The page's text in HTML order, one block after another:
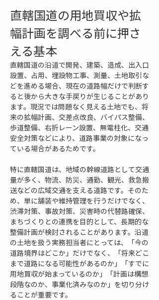
直轄国道の用地買収や拡
幅計画を調べる前に押さ
える基本
直轄国道の沿道で開発、建築、造成、出入口
設置、占用、埋設物工事、測量、土地取引な
どを進める場合、現在の道路幅だけで判断す
ると後から大きな手戻りが生じることがあり
ます。現況では問題なく見える土地でも、将
来の拡幅計画、交差点改良、バイパス整備、
歩道整備、右折レーン設置、無電柱化、交通
安全対策などにより、道路事業の対象になっ
ている場合があるためです。
特に直轄国道は、地域の幹線道路として交通
量が多く、物流、防災、通勤、観光、救急搬
送などの広域交通を支える道路です。そのた
め、単に舗装や維持管理を行うだけでなく、
渋滞対策、事故対策、災害時の代替路確保、
まちづくりとの連携を目的として、長期的な
整備計画が検討されることがあります。沿道
の土地を扱う実務担当者にとっては、「今の
道路境界はどこか」だけでなく、「将来どこ
まで道路になる可能性があるのか」「すでに
用地買収が始まっているのか」「計画は構想
段階なのか、事業化済みなのか」を切り分け
ることが重要です。